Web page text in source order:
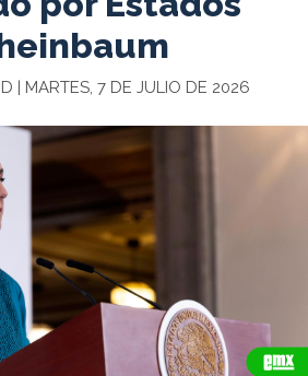
| MARTES, 7 DE JULIO DE 2026